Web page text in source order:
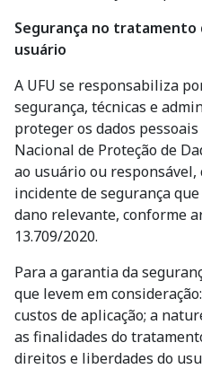
Segurança no tratamento
usuário
A UFU se responsabiliza
segurança, técnicas e
proteger os dados
Nacional de Proteção de
ao usuário ou responsável,
incidente de segurança
dano relevante, conforme
13.709/2020.
Para a garantia da
que levem em
custos de aplicação; a
as finalidades do
direitos e liberdades do